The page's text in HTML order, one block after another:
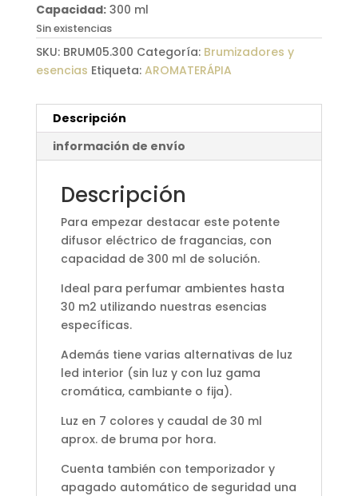
Capacidad:300 ml
Sin existencias
SKU: BRUM05.300 Categoría: Brumizadores y
esencias Etiqueta: AROMATERÁPIA
Descripción
información de envío
Descripción
Para empezar destacar este potente
difusor eléctrico de fragancias, con
capacidad de 300 ml de solución.
Ideal para perfumar ambientes hasta
30 m2 utilizando nuestras esencias
específicas.
Además tiene varias alternativas de luz
led interior (sin luz y con luz gama
cromática, cambiante o fija).
Luz en 7 colores y caudal de 30 ml
aprox. de bruma por hora.
Cuenta también con temporizador y
apagado automático de seguridad una